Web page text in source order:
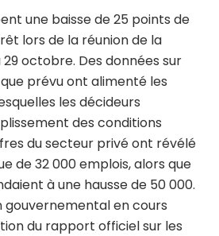
une baisse de 25 points de
lors de la réunion de la
octobre. Des données sur
prévu ont alimenté les
les décideurs
des conditions
du secteur privé ont révélé
de 32 000 emplois, alors que
à une hausse de 50 000.
gouvernemental en cours
du rapport officiel sur les